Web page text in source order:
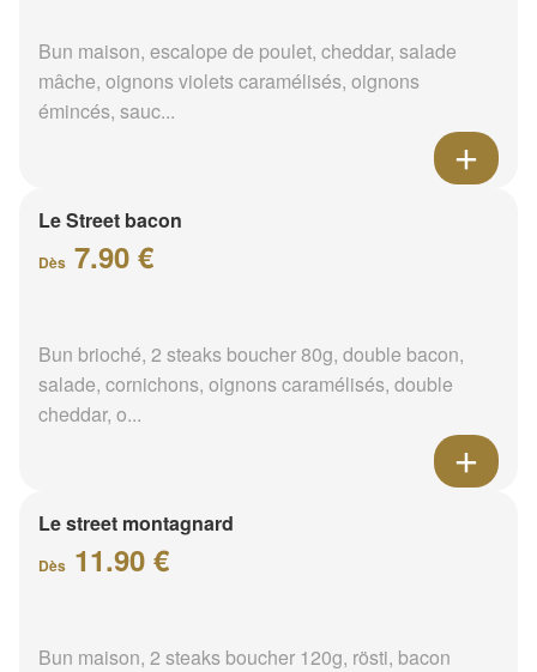
Bun maison, escalope de poulet, cheddar, salade
mâche, oignons violets caramélisés, oignons
émincés, sauc...
Le Street bacon
Dès 7.90 €
Bun brioché, 2 steaks boucher 80g, double bacon,
salade, cornichons, oignons caramélisés, double
cheddar, o...
Le street montagnard
Dès 11.90 €
Bun maison, 2 steaks boucher 120g, rösti, bacon